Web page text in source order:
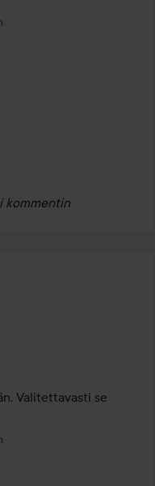
kommentin
Valitettavasti se